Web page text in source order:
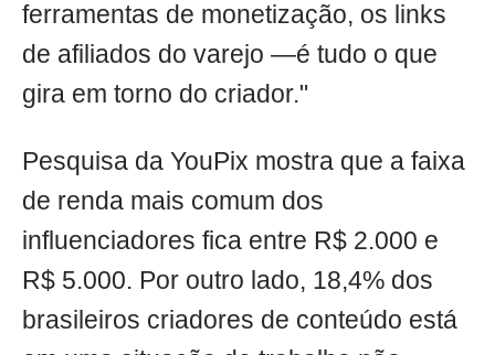
ferramentas de monetização, os links
de afiliados do varejo —é tudo o que
gira em torno do criador."
Pesquisa da YouPix mostra que a faixa
de renda mais comum dos
influenciadores fica entre R$ 2.000 e
R$ 5.000. Por outro lado, 18,4% dos
brasileiros criadores de conteúdo está